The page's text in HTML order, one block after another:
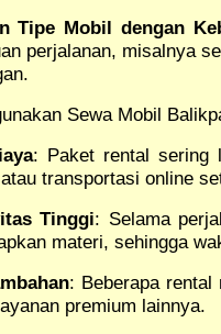
Tipe Mobil dengan
perjalanan, misalnya
Sewa Mobil
: Paket rental sering
transportasi online
Tinggi: Selama
materi, sehingga
: Beberapa rental
premium lainnya.